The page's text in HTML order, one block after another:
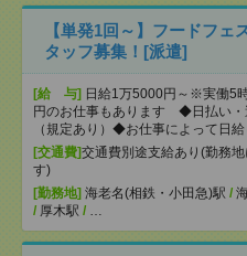
【単発1回～】フードフェ
タッフ募集！[派遣]
[給 与] 日給1万5000円～※実働5
円のお仕事もあります ◆日払い・
（規定あり）◆お仕事によって日
[交通費]交通費別途支給あり(勤務地
す)
[勤務地] 海老名(相鉄・小田急)駅 /
/ 厚木駅 / …